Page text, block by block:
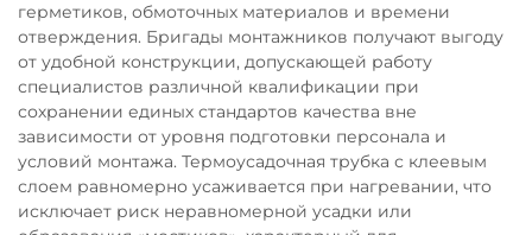
герметиков, обмоточных материалов и времени
отверждения. Бригады монтажников получают выгоду
от удобной конструкции, допускающей работу
специалистов различной квалификации при
сохранении единых стандартов качества вне
зависимости от уровня подготовки персонала и
условий монтажа. Термоусадочная трубка с клеевым
слоем равномерно усаживается при нагревании, что
исключает риск неравномерной усадки или